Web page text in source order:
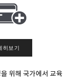
히보기
위해 국가에서 교육